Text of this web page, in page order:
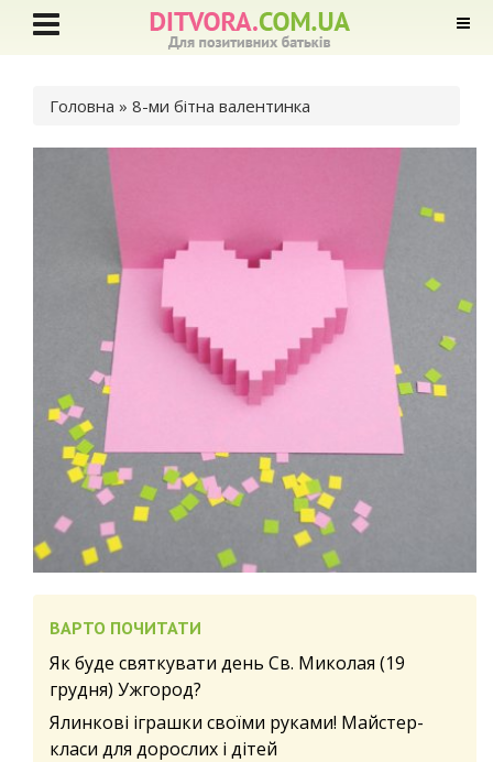
Ви є тут
Головна » 8-ми бітна валентинка
ВАРТО ПОЧИТАТИ
Як буде святкувати день Св. Миколая (19
грудня) Ужгород?
Ялинкові іграшки своїми руками! Майстер-
класи для дорослих і дітей